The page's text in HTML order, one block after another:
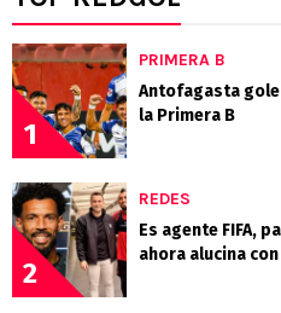
1
PRIMERA B
Antofagasta
la Primera B
2
REDES
Es agente FIFA,
ahora alucina